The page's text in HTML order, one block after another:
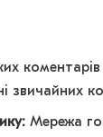
звичайних
Мережа